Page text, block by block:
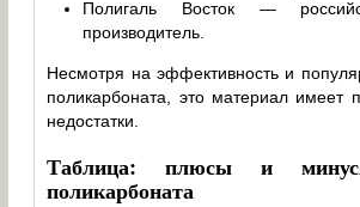
Полигаль Восток —
производитель.
Несмотря на эффективность и
поликарбоната, это материал имеет
недостатки.
Таблица: плюсы и
поликарбоната